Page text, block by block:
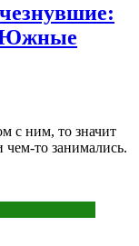
с ним, то значит
то занимались.